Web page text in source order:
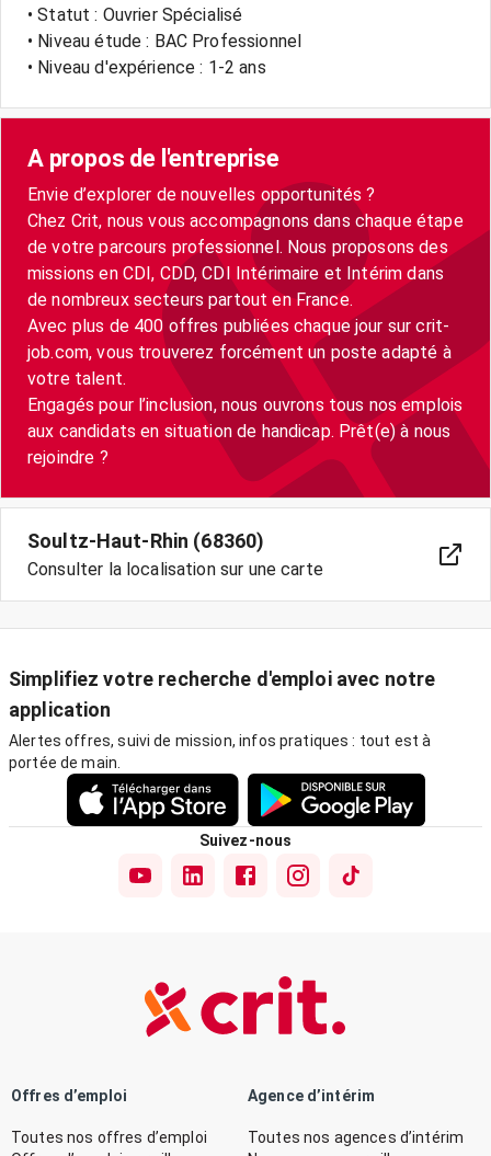
• Statut : Ouvrier Spécialisé
• Niveau étude : BAC Professionnel
• Niveau d'expérience : 1-2 ans
A propos de l'entreprise
Envie d’explorer de nouvelles opportunités ?
Chez Crit, nous vous accompagnons dans chaque étape
de votre parcours professionnel. Nous proposons des
missions en CDI, CDD, CDI Intérimaire et Intérim dans
de nombreux secteurs partout en France.
Avec plus de 400 offres publiées chaque jour sur crit-
job.com, vous trouverez forcément un poste adapté à
votre talent.
Engagés pour l’inclusion, nous ouvrons tous nos emplois
aux candidats en situation de handicap. Prêt(e) à nous
Soultz-Haut-Rhin (68360)
Consulter la localisation sur une carte
Simplifiez votre recherche d'emploi avec notre
application
Alertes offres, suivi de mission, infos pratiques : tout est à
portée de main.
Suivez-nous
Offres d’emploi
Toutes nos offres d’emploi
Agence d’intérim
Toutes nos agences d’intérim